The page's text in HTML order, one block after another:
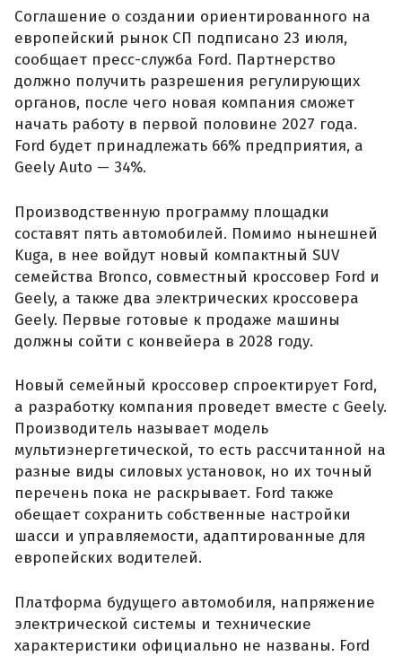
Соглашение о создании ориентированного на
европейский рынок СП подписано 23 июля,
сообщает пресс-служба Ford. Партнерство
должно получить разрешения регулирующих
органов, после чего новая компания сможет
начать работу в первой половине 2027 года.
Ford будет принадлежать 66% предприятия, а
Geely Auto — 34%.
Производственную программу площадки
составят пять автомобилей. Помимо нынешней
Kuga, в нее войдут новый компактный SUV
семейства Bronco, совместный кроссовер Ford и
Geely, а также два электрических кроссовера
Geely. Первые готовые к продаже машины
должны сойти с конвейера в 2028 году.
Новый семейный кроссовер спроектирует Ford,
а разработку компания проведет вместе с Geely.
Производитель называет модель
мультиэнергетической, то есть рассчитанной на
разные виды силовых установок, но их точный
перечень пока не раскрывает. Ford также
обещает сохранить собственные настройки
шасси и управляемости, адаптированные для
европейских водителей.
Платформа будущего автомобиля, напряжение
электрической системы и технические
характеристики официально не названы. Ford